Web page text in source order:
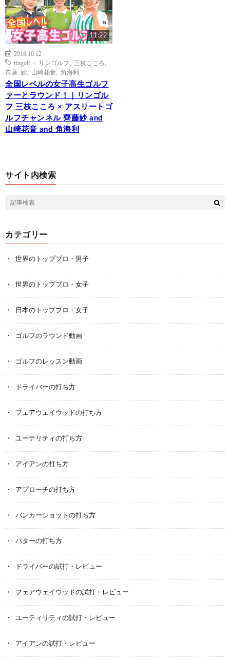
11:22
2018.10.12
ringolf - リンゴルフ
三枝こころ
齊藤 妙
山崎花音 角海利
全国レベルの女子高生ゴルフ
ァーとラウンド！｜リンゴル
フ 三枝こころ × アスリートゴ
ルフチャンネル 齊藤妙 and
山崎花音 and 角海利
サイト内検索
カテゴリー
世界のトッププロ・男子
世界のトッププロ・女子
日本のトッププロ・女子
ゴルフのラウンド動画
ゴルフのレッスン動画
ドライバーの打ち方
フェアウェイウッドの打ち方
ユーテリティの打ち方
アイアンの打ち方
アプローチの打ち方
バンカーショットの打ち方
パターの打ち方
ドライバーの試打・レビュー
フェアウェイウッドの試打・レビュー
ユーティリティの試打・レビュー
アイアンの試打・レビュー